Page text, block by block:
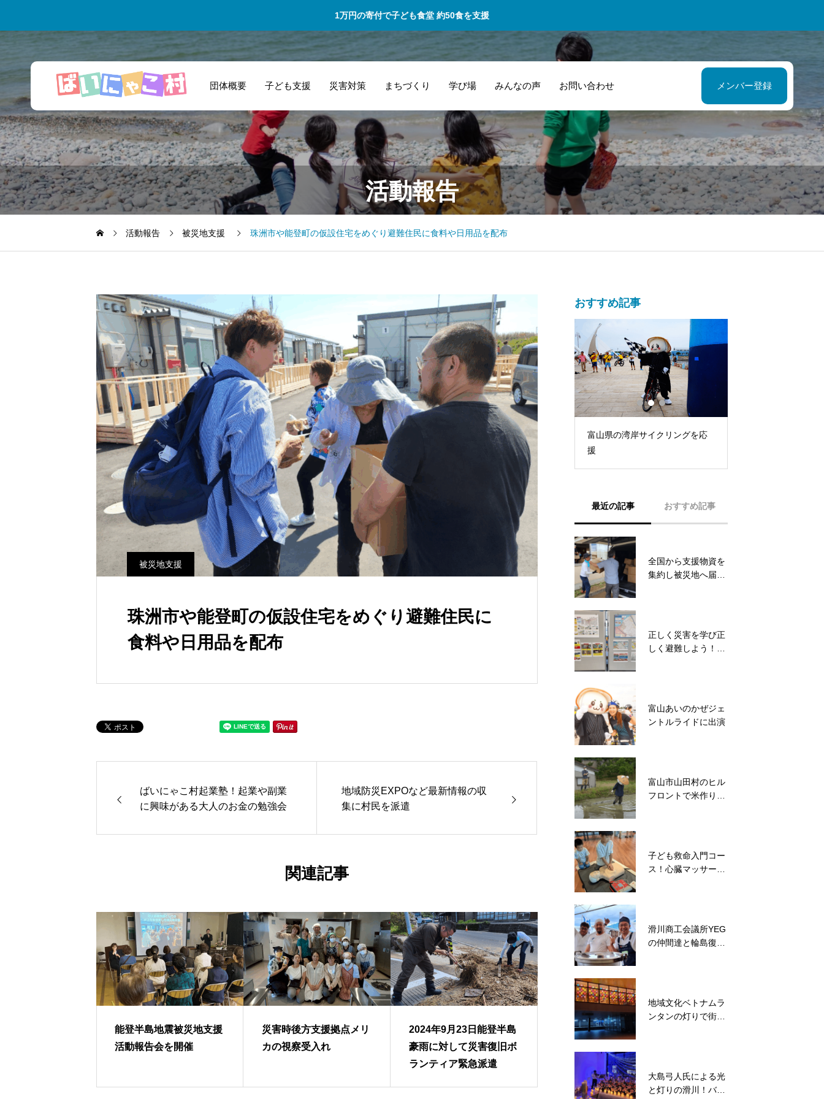
1万円の寄付で子ども食堂 約50食を支援
団体概要 子ども支援 災害対策 まちづくり 学び場 みんなの声 お問い合わせ メンバー登録
「ノーと言わない
ばいにゃこ村」の
皆さんと街を楽し
的確なアドバイス
とあたたかいサポ
ートのおかげで楽
す。
一緒に商品開発と
いう新たな挑戦を
しました！
自分達で考え行
出来る様サポー
してくださいま
活動報告
活動報告 被災地支援 珠洲市や能登町の仮設住宅をめぐり避難住民に食料や日用品を配布
被災地支援
珠洲市や能登町の仮設住宅をめぐり避難住民に
食料や日用品を配布
ばいにゃこ村起業塾！起業や副業
に興味がある大人のお金の勉強会
地域防災EXPOなど最新情報の収
集に村民を派遣
関連記事
能登半島地震被災地支援
活動報告会を開催
災害時後方支援拠点メリ
カの視察受入れ
2024年9月23日能登半島
豪雨に対して災害復旧ボ
ランティア緊急派遣
おすすめ記事
ばいにゃこ村起業塾！起業や副
業に興味がある大人のお金の勉
富山県の湾岸サイクリングを応
援
最近の記事 おすすめ記事
全国から支援物資を
集約し被災地へ届け
正しく災害を学び正
しく避難しよう！メ
富山あいのかぜジェ
ントルライドに出演
富山市山田村のヒル
フロントで米作りの
子ども救命入門コー
ス！心臓マッサージ
滑川商工会議所YEG
の仲間達と輪島復興
地域文化ベトナムラ
ンタンの灯りで街を
大島弓人氏による光
と灯りの滑川！バイ
東日本大震災で親を
亡くした子ども達の
能登半島災害で分断
された地域コミュニ
能登半島地震発災後
8分で避難施設メリ
被災地支援のご縁と
経験を活かして地域
被災地と支援者をマ
ッチング！滑川市長
子ども達に特別な体
験を！西部小学校に